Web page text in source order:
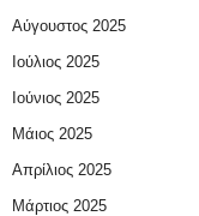
Αύγουστος 2025
Ιούλιος 2025
Ιούνιος 2025
Μάιος 2025
Απρίλιος 2025
Μάρτιος 2025